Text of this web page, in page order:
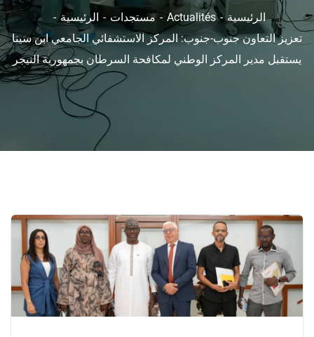
الرئيسية Actualités مستجدات
الرئيسية
تعزيز التعاون جنوب-جنوب: المركز الاستشفائي الجامعي ابن سينا
يستقبل مدير المركز الوطني لمكافحة السرطان بجمهورية النيجر